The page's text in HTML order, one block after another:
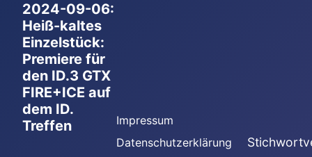
2024-09-06:
Heiß-kaltes
Einzelstück:
Premiere für
den ID.3 GTX
FIRE+ICE auf
dem ID.
Treffen
Impressum
Datenschutzerklärung